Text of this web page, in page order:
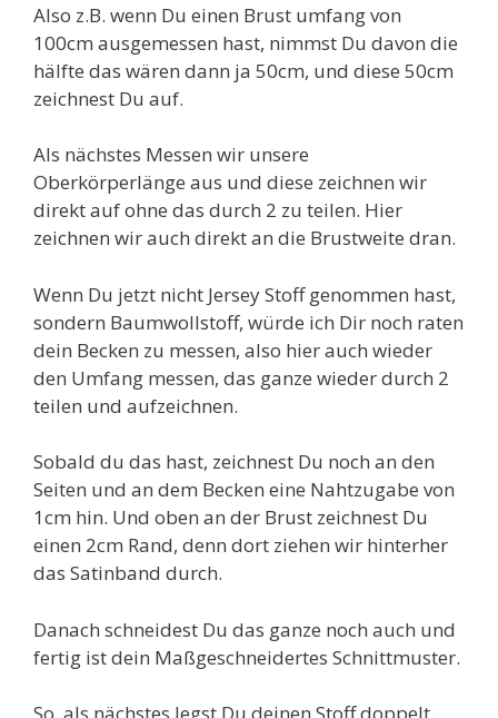
Also z.B. wenn Du einen Brust umfang von
100cm ausgemessen hast, nimmst Du davon die
hälfte das wären dann ja 50cm, und diese 50cm
zeichnest Du auf.
Als nächstes Messen wir unsere
Oberkörperlänge aus und diese zeichnen wir
direkt auf ohne das durch 2 zu teilen. Hier
zeichnen wir auch direkt an die Brustweite dran.
Wenn Du jetzt nicht Jersey Stoff genommen hast,
sondern Baumwollstoff, würde ich Dir noch raten
dein Becken zu messen, also hier auch wieder
den Umfang messen, das ganze wieder durch 2
teilen und aufzeichnen.
Sobald du das hast, zeichnest Du noch an den
Seiten und an dem Becken eine Nahtzugabe von
1cm hin. Und oben an der Brust zeichnest Du
einen 2cm Rand, denn dort ziehen wir hinterher
das Satinband durch.
Danach schneidest Du das ganze noch auch und
fertig ist dein Maßgeschneidertes Schnittmuster.